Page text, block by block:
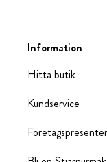
Information
Hitta butik
Kundservice